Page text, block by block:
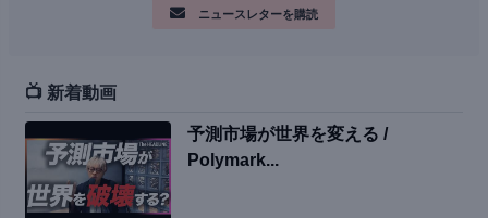
ニュースレターを購読
📺 新着動画
予測市場が世界を変える /
Polymark...